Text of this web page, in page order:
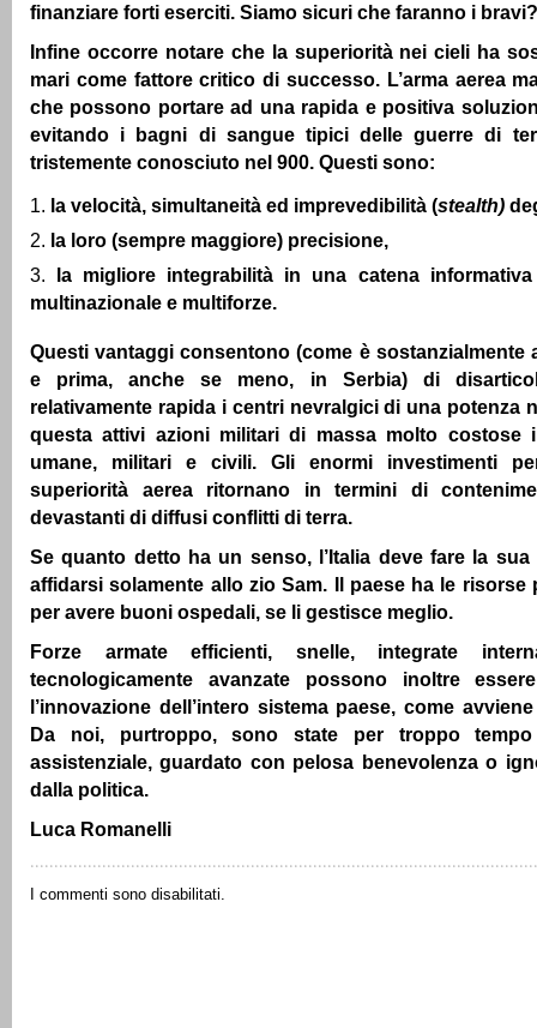
finanziare forti eserciti. Siamo sicuri che faranno i bravi?
Infine occorre notare che la superiorità nei cieli ha
mari come fattore critico di successo. L’arma aerea
che possono portare ad una rapida e positiva
evitando i bagni di sangue tipici delle guerre di
tristemente conosciuto nel 900. Questi sono:
la velocità, simultaneità ed imprevedibilità (stealth)
la loro (sempre maggiore) precisione,
la migliore integrabilità in una catena
multinazionale e multiforze.
Questi vantaggi consentono (come è sostanzialmente
e prima, anche se meno, in Serbia) di
relativamente rapida i centri nevralgici di una potenza
questa attivi azioni militari di massa molto costose
umane, militari e civili. Gli enormi investimenti
superiorità aerea ritornano in termini di
devastanti di diffusi conflitti di terra.
Se quanto detto ha un senso, l’Italia deve fare la
affidarsi solamente allo zio Sam. Il paese ha le risorse
per avere buoni ospedali, se li gestisce meglio.
Forze armate efficienti, snelle, integrate
tecnologicamente avanzate possono inoltre
l’innovazione dell’intero sistema paese, come
Da noi, purtroppo, sono state per troppo
assistenziale, guardato con pelosa benevolenza o
dalla politica.
Luca Romanelli
I commenti sono disabilitati.